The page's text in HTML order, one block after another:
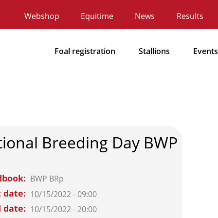
Secundaire
navigatie
Webshop Equitime News Results
Hoofdnavigatie
Foal registration Stallions Events
Breeding Day BWP
BWP BRp
date 10/15/2022 - 09:00
date 10/15/2022 - 20:00